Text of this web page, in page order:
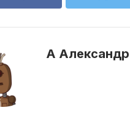
А Александр